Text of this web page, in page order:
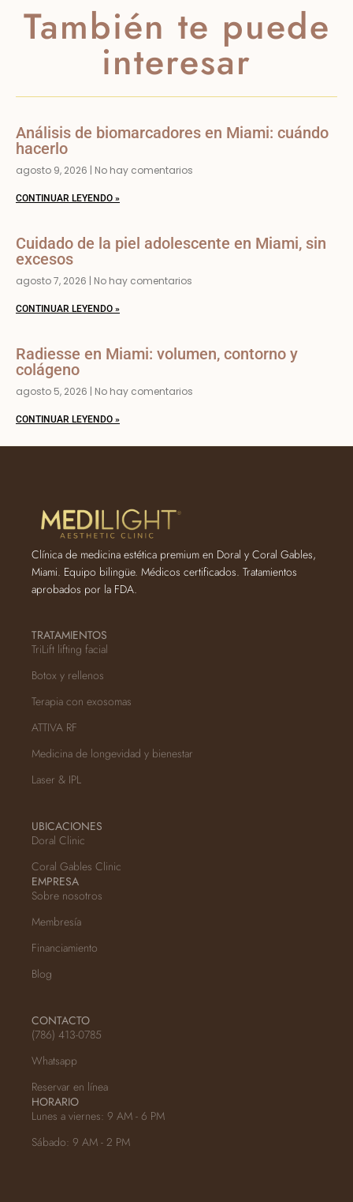
También te puede
interesar
Análisis de biomarcadores en Miami: cuándo
hacerlo
agosto 9, 2026 No hay comentarios
CONTINUAR LEYENDO »
Cuidado de la piel adolescente en Miami, sin
excesos
agosto 7, 2026 No hay comentarios
CONTINUAR LEYENDO »
Radiesse en Miami: volumen, contorno y
colágeno
agosto 5, 2026 No hay comentarios
CONTINUAR LEYENDO »
Clínica de medicina estética premium en Doral y Coral Gables,
Miami. Equipo bilingüe. Médicos certificados. Tratamientos
aprobados por la FDA.
TRATAMIENTOS
TriLift lifting facial
Botox y rellenos
Terapia con exosomas
ATTIVA RF
Medicina de longevidad y bienestar
Laser & IPL
UBICACIONES
Doral Clinic
Coral Gables Clinic
EMPRESA
Sobre nosotros
Membresía
Financiamiento
Blog
CONTACTO
(786) 413-0785
Whatsapp
Reservar en línea
HORARIO
Lunes a viernes: 9 AM - 6 PM
Sábado: 9 AM - 2 PM